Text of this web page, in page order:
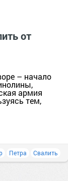
от
– начало
армия
тем,
Петра Свалить